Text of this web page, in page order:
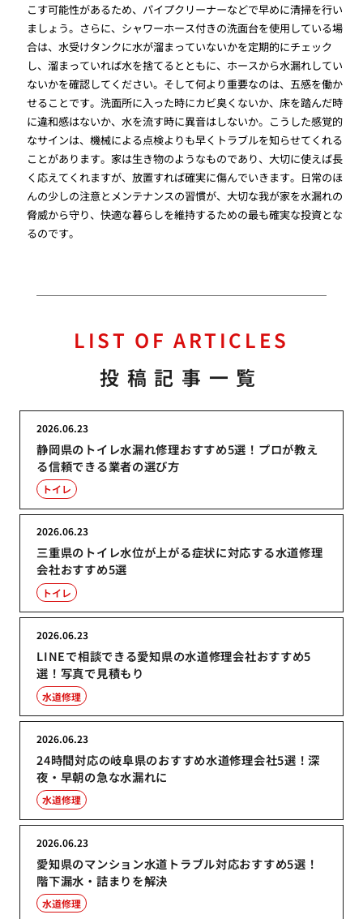
こす可能性があるため、パイプクリーナーなどで早めに清掃を行い
ましょう。さらに、シャワーホース付きの洗面台を使用している場
合は、水受けタンクに水が溜まっていないかを定期的にチェック
し、溜まっていれば水を捨てるとともに、ホースから水漏れしてい
ないかを確認してください。そして何より重要なのは、五感を働か
せることです。洗面所に入った時にカビ臭くないか、床を踏んだ時
に違和感はないか、水を流す時に異音はしないか。こうした感覚的
なサインは、機械による点検よりも早くトラブルを知らせてくれる
ことがあります。家は生き物のようなものであり、大切に使えば長
く応えてくれますが、放置すれば確実に傷んでいきます。日常のほ
んの少しの注意とメンテナンスの習慣が、大切な我が家を水漏れの
脅威から守り、快適な暮らしを維持するための最も確実な投資とな
るのです。
LIST OF ARTICLES
投稿記事一覧
静岡県のトイレ水漏れ修理おすすめ5選！プロが教え
る信頼できる業者の選び方
2026.06.23
トイレ
三重県のトイレ水位が上がる症状に対応する水道修理
会社おすすめ5選
2026.06.23
トイレ
LINEで相談できる愛知県の水道修理会社おすすめ5
選！写真で見積もり
2026.06.23
水道修理
24時間対応の岐阜県のおすすめ水道修理会社5選！深
夜・早朝の急な水漏れに
2026.06.23
水道修理
愛知県のマンション水道トラブル対応おすすめ5選！
階下漏水・詰まりを解決
2026.06.23
水道修理